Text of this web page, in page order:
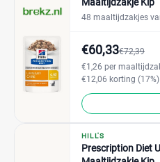
48 maaltijdzakjes
€60,33€72,39
€1,26 per
€12,06 korting (17%)
HILL'S
Prescription Diet